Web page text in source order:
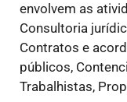
envolvem as
Consultoria
Contratos e
públicos,
Trabalhistas,